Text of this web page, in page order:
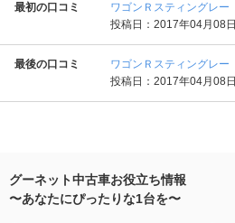
最初の口コミ
ワゴンＲスティングレー
投稿日：2017年04月08日
最後の口コミ
ワゴンＲスティングレー
投稿日：2017年04月08日
グーネット中古車お役立ち情報
〜あなたにぴったりな1台を〜